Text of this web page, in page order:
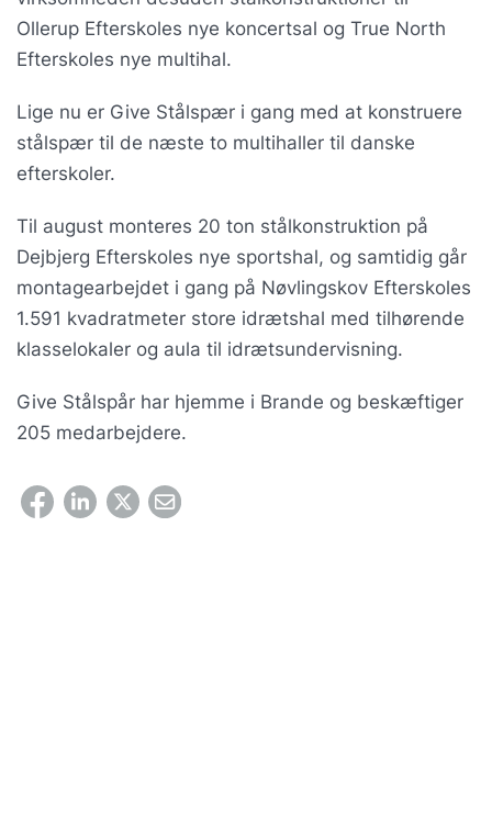
Ollerup Efterskoles nye koncertsal og True North
Efterskoles nye multihal.
Lige nu er Give Stålspær i gang med at konstruere
stålspær til de næste to multihaller til danske
efterskoler.
Til august monteres 20 ton stålkonstruktion på
Dejbjerg Efterskoles nye sportshal, og samtidig går
montagearbejdet i gang på Nøvlingskov Efterskoles
1.591 kvadratmeter store idrætshal med tilhørende
klasselokaler og aula til idrætsundervisning.
Give Stålspår har hjemme i Brande og beskæftiger
205 medarbejdere.